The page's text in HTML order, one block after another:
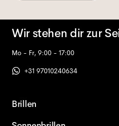
Wir stehen dir zur
Mo - Fr, 9:00 - 17:00
+31 97010240634
Brillen